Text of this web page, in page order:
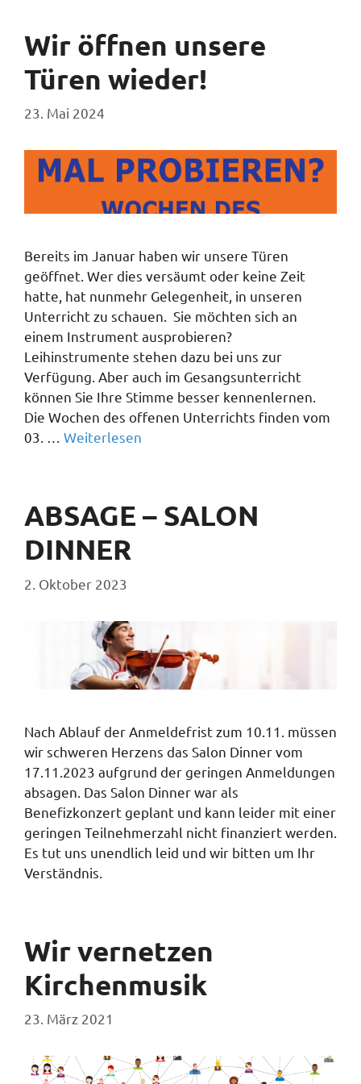
Wir öffnen unsere
Türen wieder!
23. Mai 2024
Bereits im Januar haben wir unsere Türen
geöffnet. Wer dies versäumt oder keine Zeit
hatte, hat nunmehr Gelegenheit, in unseren
Unterricht zu schauen. Sie möchten sich an
einem Instrument ausprobieren?
Leihinstrumente stehen dazu bei uns zur
Verfügung. Aber auch im Gesangsunterricht
können Sie Ihre Stimme besser kennenlernen.
Die Wochen des offenen Unterrichts finden vom
03. … Weiterlesen
ABSAGE – SALON
DINNER
2. Oktober 2023
Nach Ablauf der Anmeldefrist zum 10.11. müssen
wir schweren Herzens das Salon Dinner vom
17.11.2023 aufgrund der geringen Anmeldungen
absagen. Das Salon Dinner war als
Benefizkonzert geplant und kann leider mit einer
geringen Teilnehmerzahl nicht finanziert werden.
Es tut uns unendlich leid und wir bitten um Ihr
Verständnis.
Wir vernetzen
Kirchenmusik
23. März 2021